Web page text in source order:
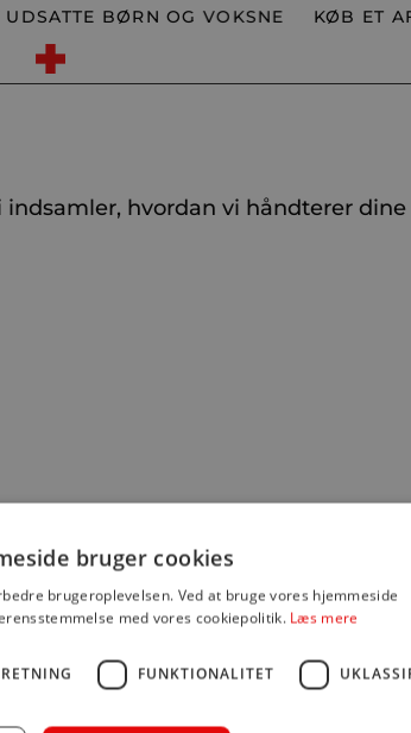
BØRN OG VOKSNE KØB ET
hvordan vi håndterer
bruger cookies
brugeroplevelsen. Ved at bruge vores hjemmeside
med vores cookiepolitik. Læs mere
FUNKTIONALITET